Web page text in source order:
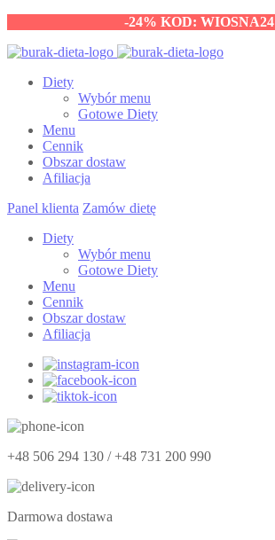
-24% KOD: WIOSNA24
Diety
Wybór menu
Gotowe Diety
Menu
Cennik
Obszar dostaw
Afiliacja
Panel klienta Zamów dietę
Diety
Wybór menu
Gotowe Diety
Menu
Cennik
Obszar dostaw
Afiliacja
+48 506 294 130 / +48 731 200 990
Darmowa dostawa